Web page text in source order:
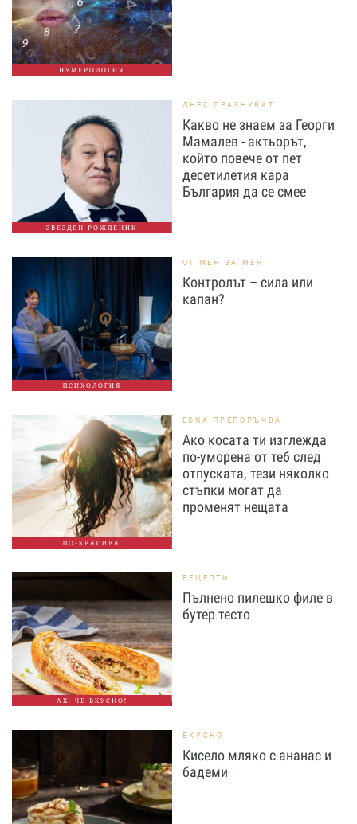
НУМЕРОЛОГИЯ
ЗВЕЗДЕН РОЖДЕНИК
ДНЕС ПРАЗНУВАТ
Какво не знаем за Георги
Мамалев - актьорът,
който повече от пет
десетилетия кара
България да се смее
ПСИХОЛОГИЯ
ОТ МЕН ЗА МЕН
Контролът – сила или
капан?
ПО-КРАСИВА
EDNA ПРЕПОРЪЧВА
Ако косата ти изглежда
по-уморена от теб след
отпуската, тези няколко
стъпки могат да
променят нещата
АХ, ЧЕ ВКУСНО!
РЕЦЕПТИ
Пълнено пилешко филе в
бутер тесто
ВКУСНО
Кисело мляко с ананас и
бадеми